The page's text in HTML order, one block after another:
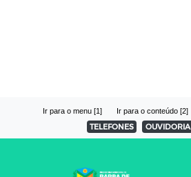
Ir para o menu [1] Ir para o conteúdo [2]
TELEFONES OUVIDORIA